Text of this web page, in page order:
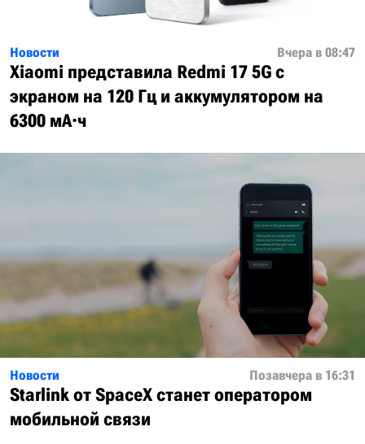
Новости Вчера в 08:47
Xiaomi представила Redmi 17 5G с
экраном на 120 Гц и аккумулятором на
6300 мА·ч
Новости Позавчера в 16:31
Starlink от SpaceX станет оператором
мобильной связи